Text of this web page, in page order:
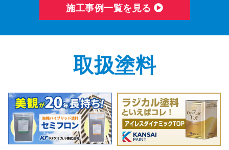
施⼯事例⼀覧を⾒る
取扱塗料